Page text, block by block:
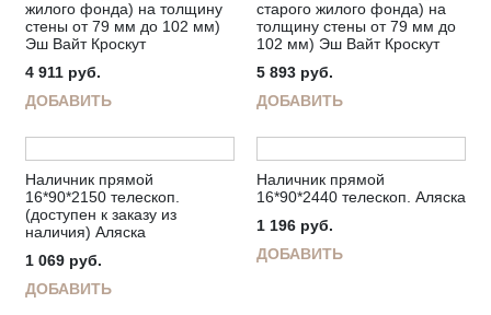
жилого фонда) на толщину
стены от 79 мм до 102 мм)
Эш Вайт Кроскут
4 911 руб.
ДОБАВИТЬ
старого жилого фонда) на
толщину стены от 79 мм до
102 мм) Эш Вайт Кроскут
5 893 руб.
ДОБАВИТЬ
Наличник прямой
16*90*2150 телескоп.
(доступен к заказу из
наличия) Аляска
1 069 руб.
ДОБАВИТЬ
Наличник прямой
16*90*2440 телескоп. Аляска
1 196 руб.
ДОБАВИТЬ